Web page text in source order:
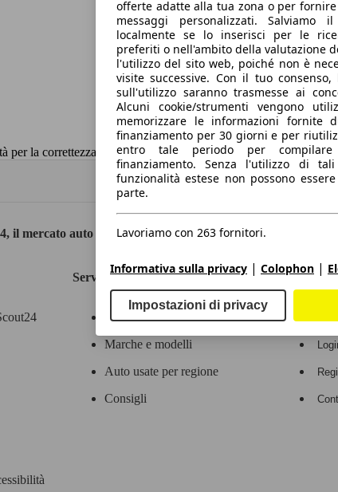
per la correttezza dei dati.
il mercato auto europeo.
Servizi
Contatti
Marche e modelli
Auto usate per regione
Consigli
Area
offerte adatte alla tua zona o per
messaggi personalizzati. Salviamo
localmente se lo inserisci per le
preferiti o nell'ambito della valutazione
l'utilizzo del sito web, poiché non è
visite successive. Con il tuo
sull'utilizzo saranno trasmesse ai
Alcuni cookie/strumenti vengono
memorizzare le informazioni fornite
finanziamento per 30 giorni e per
entro tale periodo per
finanziamento. Senza l'utilizzo di
funzionalità estese non possono
parte.
Lavoriamo con 263 fornitori.
Informativa sulla privacy | Colophon |
Impostazioni di privacy